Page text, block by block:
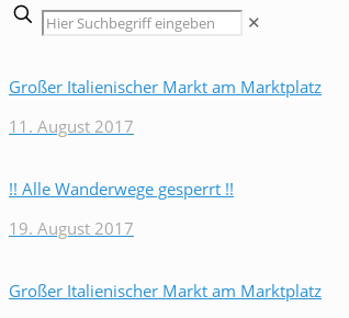
✕
Großer Italienischer Markt am Marktplatz
11. August 2017
!! Alle Wanderwege gesperrt !!
19. August 2017
Großer Italienischer Markt am Marktplatz